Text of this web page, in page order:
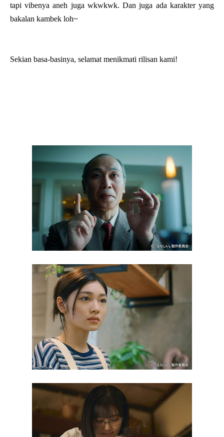
tapi vibenya aneh juga wkwkwk. Dan juga ada karakter yang
bakalan kambek loh~
Sekian basa-basinya, selamat menikmati rilisan kami!